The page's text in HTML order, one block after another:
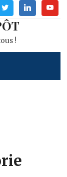
TwitterLinkedin
!